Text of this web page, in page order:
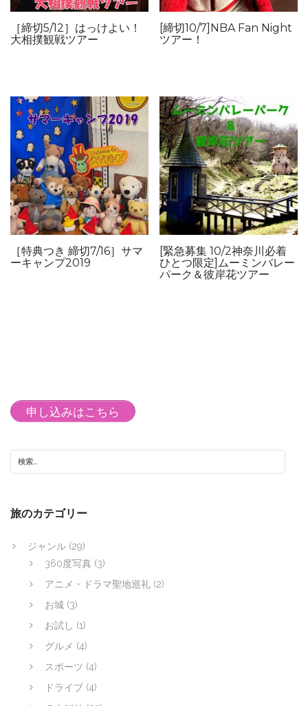
［締切5/12］はっけよい！
大相撲観戦ツアー
[締切10/7]NBA Fan Night
ツアー！
［特典つき 締切7/16］サマ
ーキャンプ2019
[緊急募集 10/2神奈川必着
ひとつ限定]ムーミンバレー
パーク＆彼岸花ツアー
申し込みはこちら
旅のカテゴリー
ジャンル (29)
360度写真 (3)
アニメ・ドラマ聖地巡礼 (2)
お城 (3)
お試し (1)
グルメ (4)
スポーツ (4)
ドライブ (4)